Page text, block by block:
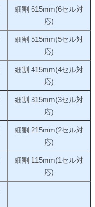
細割 615mm(6セル対
応)
細割 515mm(5セル対
応)
細割 415mm(4セル対
応)
細割 315mm(3セル対
応)
細割 215mm(2セル対
応)
細割 115mm(1セル対
応)